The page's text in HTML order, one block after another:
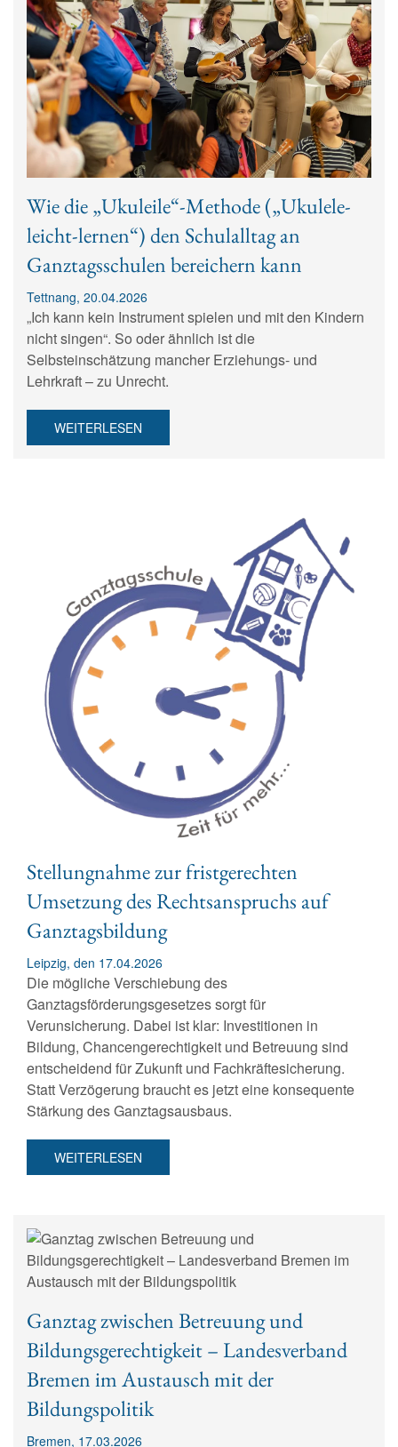
Wie die „Ukuleile“-Methode („Ukulele-
leicht-lernen“) den Schulalltag an
Ganztagsschulen bereichern kann
Tettnang, 20.04.2026
„Ich kann kein Instrument spielen und mit den Kindern
nicht singen“. So oder ähnlich ist die
Selbsteinschätzung mancher Erziehungs- und
Lehrkraft – zu Unrecht.
WEITERLESEN
Stellungnahme zur fristgerechten
Umsetzung des Rechtsanspruchs auf
Ganztagsbildung
Leipzig, den 17.04.2026
Die mögliche Verschiebung des
Ganztagsförderungsgesetzes sorgt für
Verunsicherung. Dabei ist klar: Investitionen in
Bildung, Chancengerechtigkeit und Betreuung sind
entscheidend für Zukunft und Fachkräftesicherung.
Statt Verzögerung braucht es jetzt eine konsequente
Stärkung des Ganztagsausbaus.
WEITERLESEN
Ganztag zwischen Betreuung und
Bildungsgerechtigkeit – Landesverband
Bremen im Austausch mit der
Bildungspolitik
Bremen, 17.03.2026